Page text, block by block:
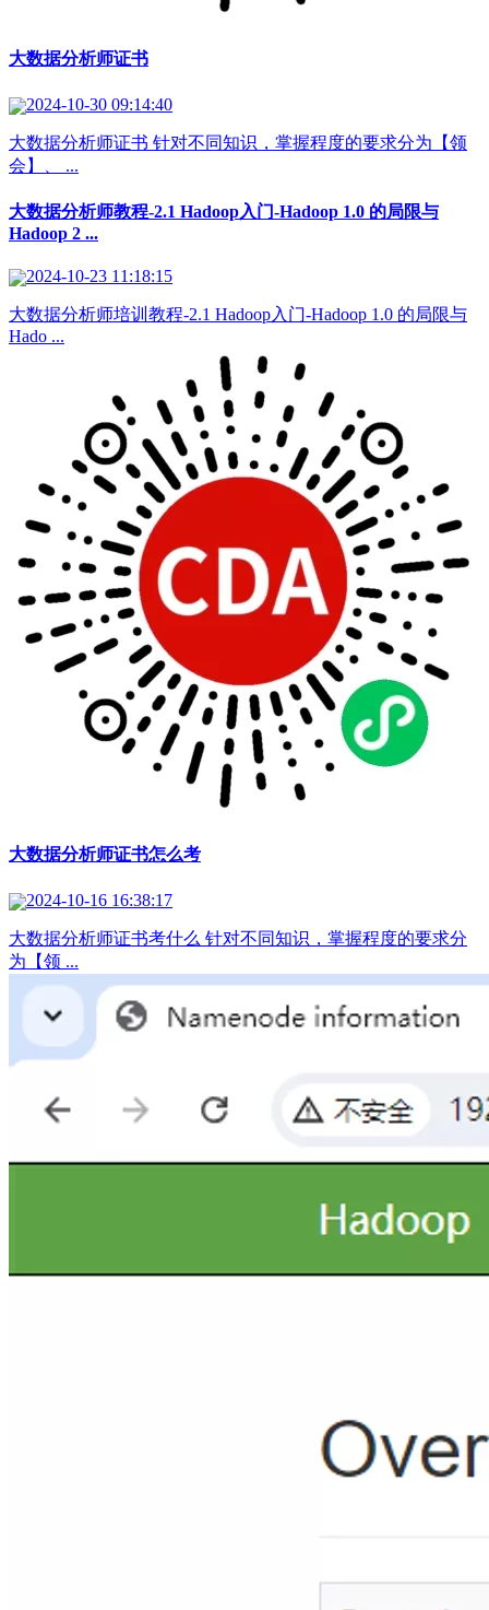
大数据分析师证书
2024-10-30 09:14:40
大数据分析师证书 针对不同知识，掌握程度的要求分为【领
会】、 ...
大数据分析师教程-2.1 Hadoop入门-Hadoop 1.0 的局限与
Hadoop 2 ...
2024-10-23 11:18:15
大数据分析师培训教程-2.1 Hadoop入门-Hadoop 1.0 的局限与
Hado ...
大数据分析师证书怎么考
2024-10-16 16:38:17
大数据分析师证书考什么 针对不同知识，掌握程度的要求分
为【领 ...